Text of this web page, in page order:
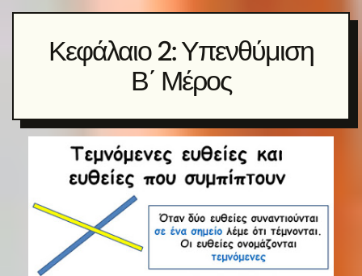
Κεφάλαιο 2: Υπενθύμιση
Β΄ Μέρος